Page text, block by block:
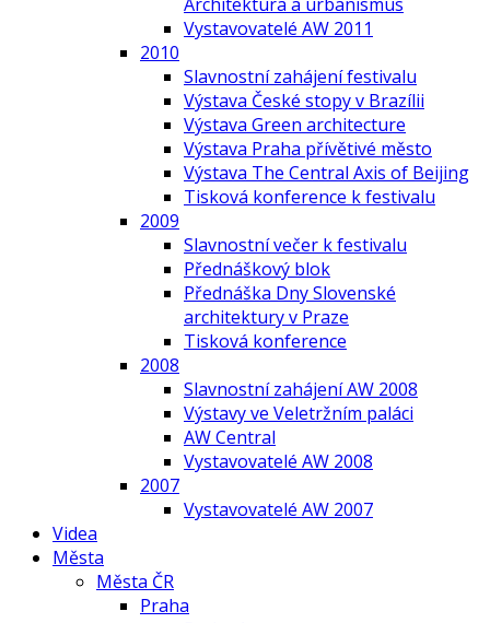
Vystavovatelé AW 2011
2010
Slavnostní zahájení festivalu
Výstava České stopy v Brazílii
Výstava Green architecture
Výstava Praha přívětivé město
Výstava The Central Axis of Beijing
Tisková konference k festivalu
2009
Slavnostní večer k festivalu
Přednáškový blok
Přednáška Dny Slovenské
architektury v Praze
Tisková konference
2008
Slavnostní zahájení AW 2008
Výstavy ve Veletržním paláci
AW Central
Vystavovatelé AW 2008
2007
Vystavovatelé AW 2007
Videa
Města
Města ČR
Praha